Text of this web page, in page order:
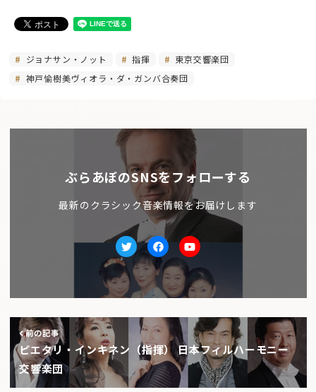
ジョナサン・ノット 指揮
東京交響楽団
神戸愉樹美ヴィオラ・ダ・ガンバ合奏団
ぶらあぼのSNSをフォローする
最新のクラシック音楽情報をお届けします
TwitterfacebookYoutube
前の記事
ピエタリ・インキネン（指揮） 日本フィルハーモニー
交響楽団